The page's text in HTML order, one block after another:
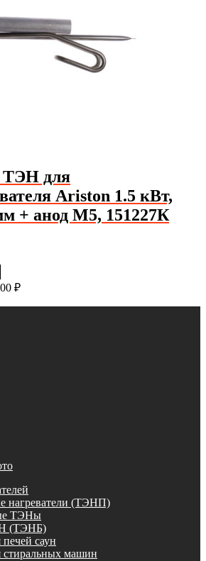
ТЭН для
Ariston 1.5 кВт,
+ анод М5, 151227К
₽
нагреватели (ТЭНП)
ТЭНы
(ТЭНБ)
саун
машин